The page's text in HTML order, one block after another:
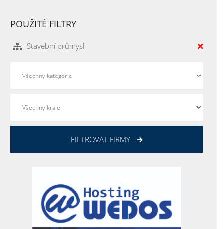
POUŽITÉ FILTRY
Stavební průmysl
FILTROVAT FIRMY